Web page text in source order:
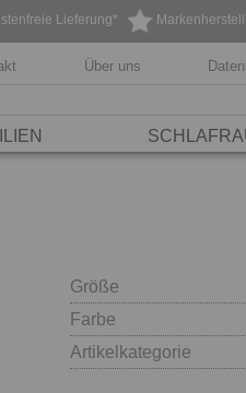
Lieferung*
Über uns
Größe
Farbe
Artikelkategorie